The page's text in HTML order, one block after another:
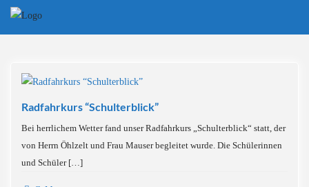
Skip
Radfahrkurs “Schulterblick”
Bei herrlichem Wetter fand unser Radfahrkurs „Schulterblick“ statt, der
von Herrn Öhlzelt und Frau Mauser begleitet wurde. Die Schülerinnen
und Schüler […]